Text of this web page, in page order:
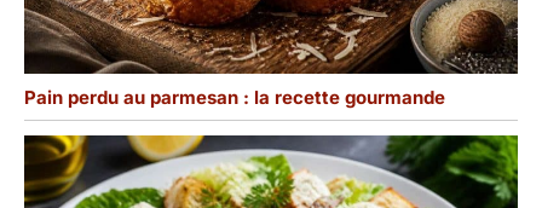
Pain perdu au parmesan : la recette gourmande